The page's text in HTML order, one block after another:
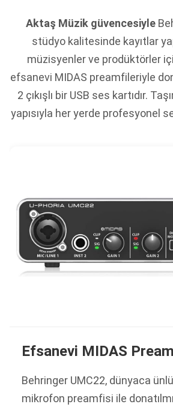
Aktaş Müzik güvencesiyle
stüdyo kalitesinde kayıtlar
müzisyenler ve prodüktörler
efsanevi MIDAS preamfileriyle
2 çıkışlı bir USB ses kartıdır.
yapısıyla her yerde profesyonel
Efsanevi MIDAS
Behringer UMC22, dünyaca
mikrofon preamfisi ile